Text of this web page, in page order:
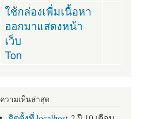
ใช้กล่องเพื่มเนื้อหา
ออกมาแสดงหน้า
เว็บ
Ton
ความเห็นล่าสุด